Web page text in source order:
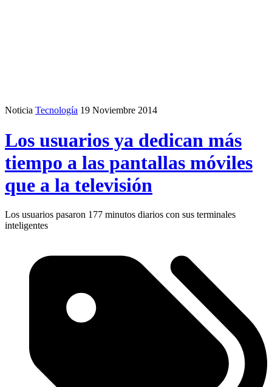
Noticia Tecnología 19 Noviembre 2014
Los usuarios ya dedican más
tiempo a las pantallas móviles
que a la televisión
Los usuarios pasaron 177 minutos diarios con sus terminales
inteligentes